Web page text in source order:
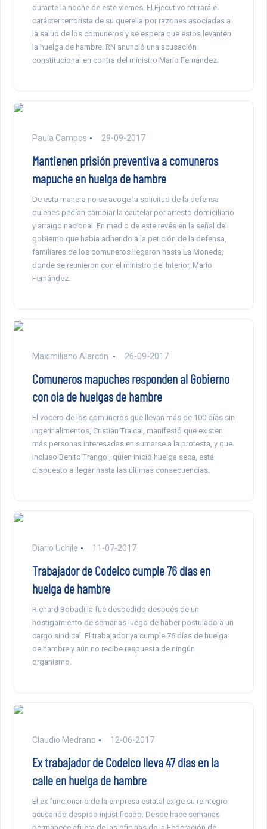
durante la noche de este viernes. El Ejecutivo retirará el
carácter terrorista de su querella por razones asociadas a
la salud de los comuneros y se espera que estos levanten
la huelga de hambre. RN anunció una acusación
constitucional en contra del ministro Mario Fernández.
Paula Campos 29-09-2017
Mantienen prisión preventiva a comuneros
mapuche en huelga de hambre
De esta manera no se acoge la solicitud de la defensa
quienes pedían cambiar la cautelar por arresto domiciliario
y arraigo nacional. En medio de este revés en la señal del
gobierno que había adherido a la petición de la defensa,
familiares de los comuneros llegaron hasta La Moneda,
donde se reunieron con el ministro del Interior, Mario
Fernández.
Maximiliano Alarcón 26-09-2017
Comuneros mapuches responden al Gobierno
con ola de huelgas de hambre
El vocero de los comuneros que llevan más de 100 días sin
ingerir alimentos, Cristián Tralcal, manifestó que existen
más personas interesadas en sumarse a la protesta, y que
incluso Benito Trangol, quien inició huelga seca, está
dispuesto a llegar hasta las últimas consecuencias.
Diario Uchile 11-07-2017
Trabajador de Codelco cumple 76 días en
huelga de hambre
Richard Bobadilla fue despedido después de un
hostigamiento de semanas luego de haber postulado a un
cargo sindical. El trabajador ya cumple 76 días de huelga
de hambre y aún no recibe respuesta de ningún
organismo.
Claudio Medrano 12-06-2017
Ex trabajador de Codelco lleva 47 días en la
calle en huelga de hambre
El ex funcionario de la empresa estatal exige su reintegro
acusando despido injustificado. Desde hace semanas